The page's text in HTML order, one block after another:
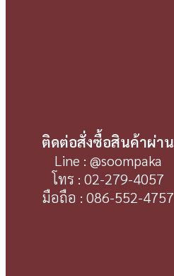
ติดต่อสั่งซื้อสินค้าผ่าน
Line : @soompaka
โทร : 02-279-4057
มือถือ : 086-552-4757